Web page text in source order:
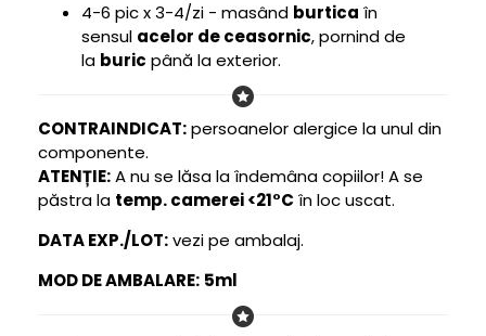
4-6 pic x 3-4/zi - masând burtica în
sensul acelor de ceasornic, pornind de
la buric până la exterior.
CONTRAINDICAT:persoanelor alergice la unul din
componente.
ATENȚIE:A nu se lăsa la îndemâna copiilor! A se
păstra la temp. camerei <21°C în loc uscat.
DATA EXP./LOT:vezi pe ambalaj.
MOD DE AMBALARE: 5ml